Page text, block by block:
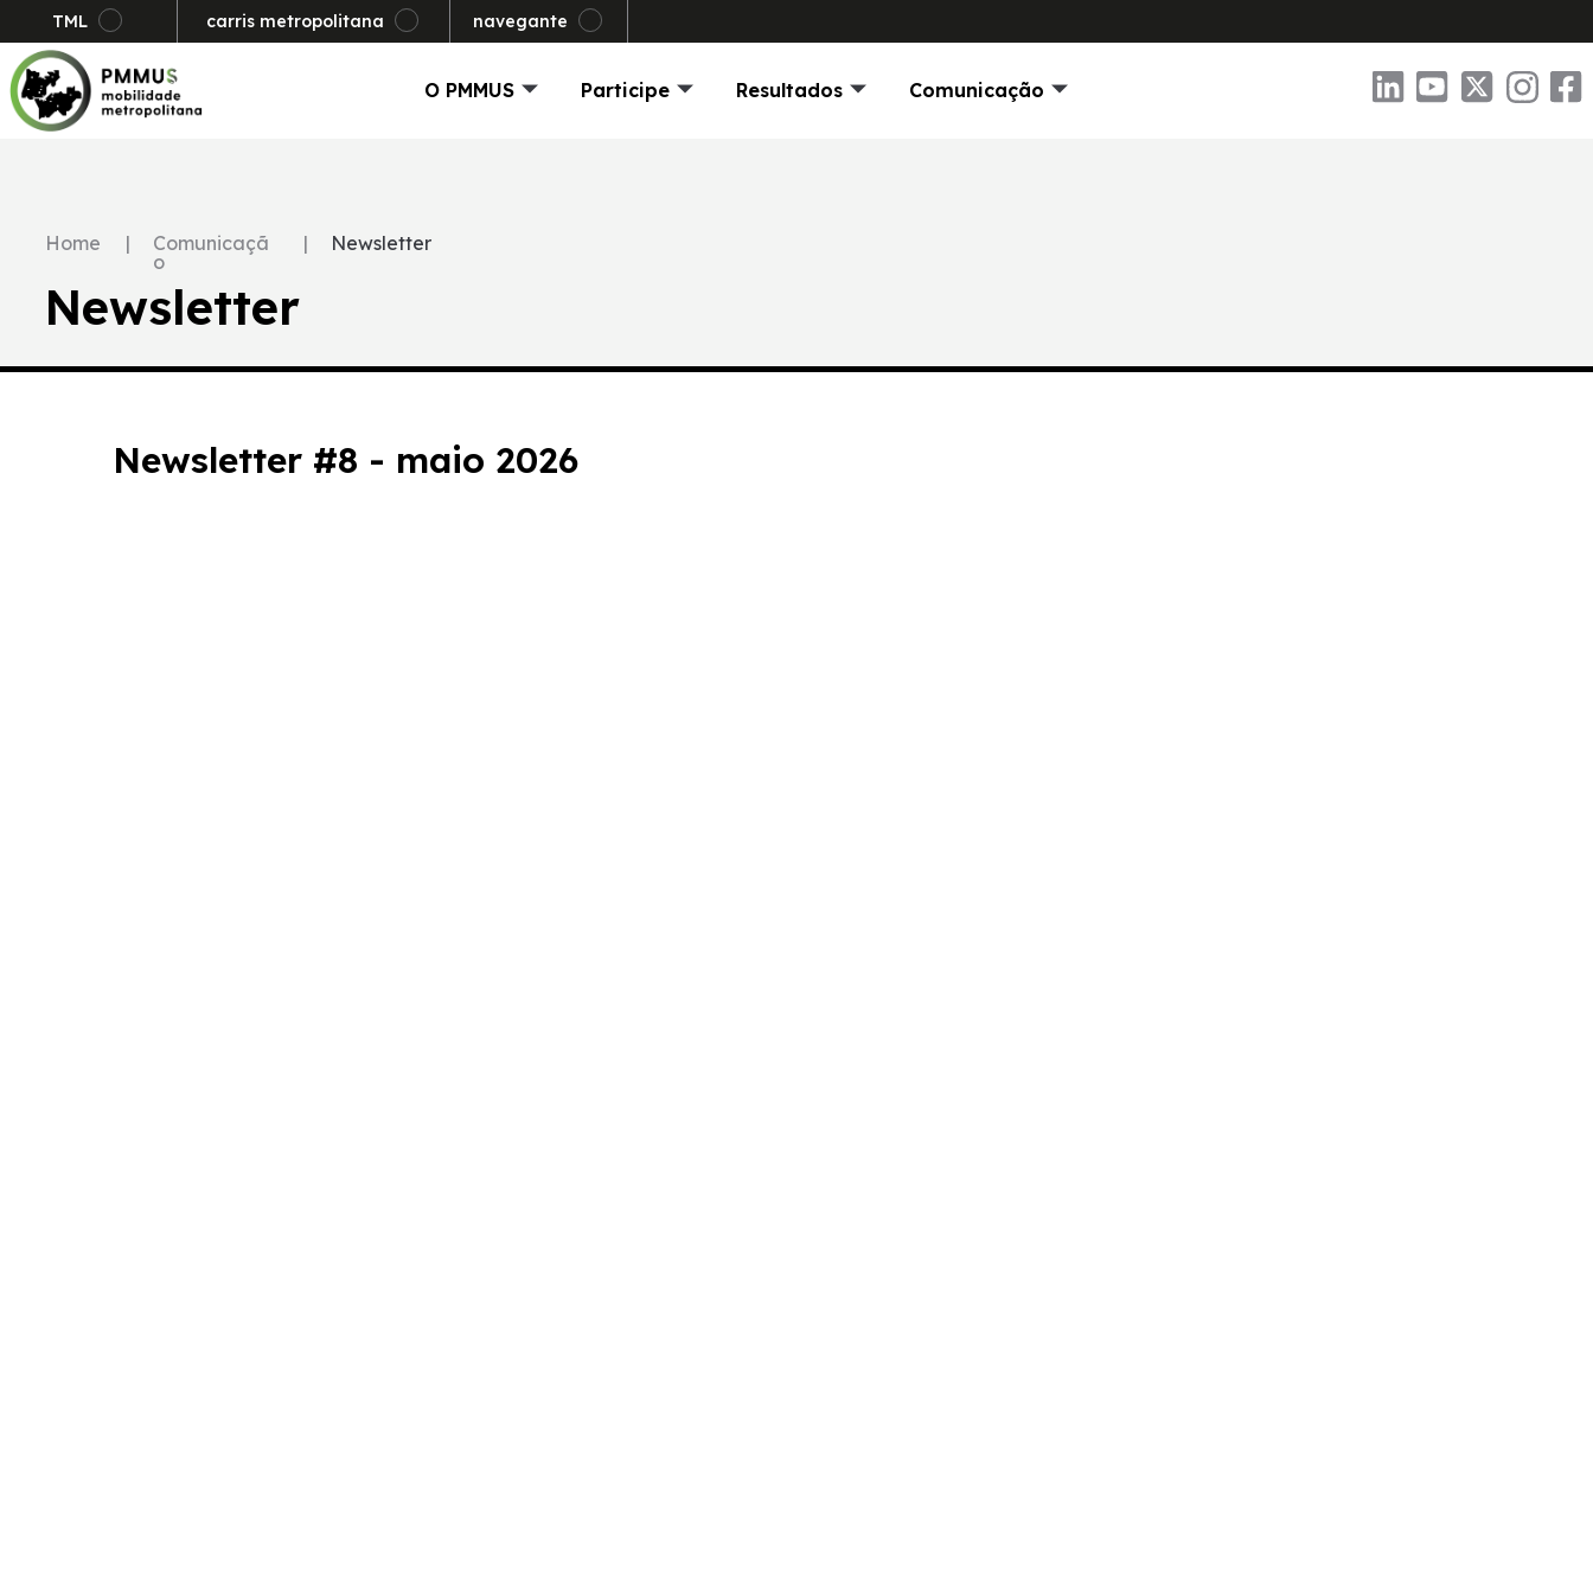
TML carris metropolitana navegante
O PMMUS Participe Resultados Comunicação
Home |
Comunicaçã
o
| Newsletter
Newsletter
Newsletter #8 - maio 2026